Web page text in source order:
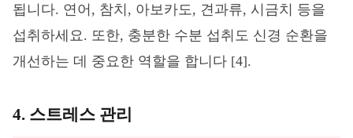
됩니다. 연어, 참치, 아보카도, 견과류, 시금치 등을
섭취하세요. 또한, 충분한 수분 섭취도 신경 순환을
개선하는 데 중요한 역할을 합니다 [4].
4. 스트레스 관리